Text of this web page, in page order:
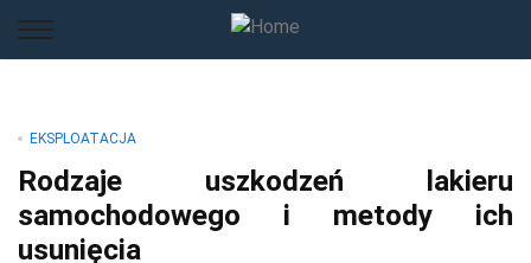
EKSPLOATACJA
Rodzaje uszkodzeń lakieru
samochodowego i metody ich
usunięcia